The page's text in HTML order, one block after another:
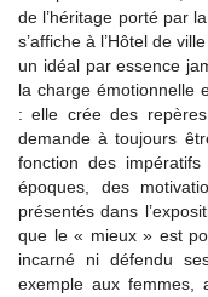
de l’héritage porté par
s’affiche à l’Hôtel de
un idéal par essence
la charge émotionnelle
: elle crée des
demande à toujours
fonction des
époques, des
présentés dans
que le « mieux » est
incarné ni défendu
exemple aux femmes,